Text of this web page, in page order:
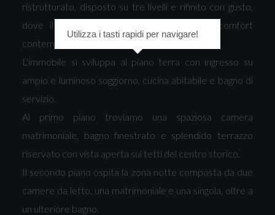
ristrutturato, disposto su tre livelli e rifinito con gusto,
dove il fascino della tradizione incontra il comfort
contemporaneo.
L'immobile si sviluppa al piano terra con ingresso su
ampio e luminoso soggiorno, cucina abitabile e bagno di
servizio.
Al primo piano troviamo una spaziosa camera
matrimoniale, bagno finestrato e splendido terrazzo
riservato con vista aperta sui tetti del centro storico.
Il secondo piano ospita la zona notte composta da due
camere da letto, una matrimoniale e una singola, oltre a
un ulteriore bagno.
Utilizza i tasti rapidi per navigare!